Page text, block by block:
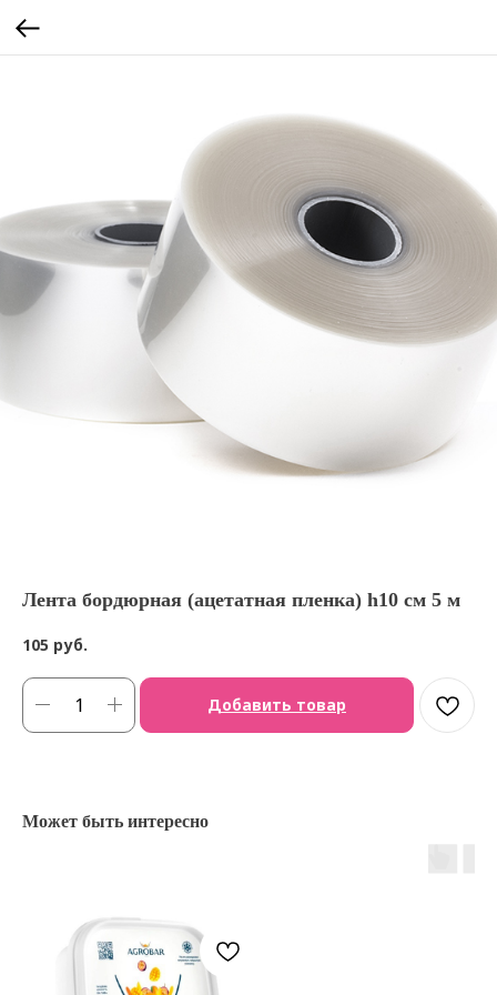
Лента бордюрная (ацетатная пленка) h10 см 5 м
105 руб.
Добавить товар
Может быть интересно